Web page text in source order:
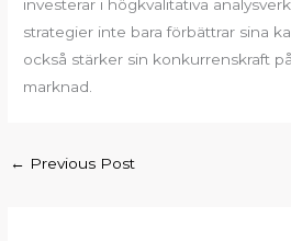
investerar i högkvalitativa
strategier inte bara förbättrar sina
också stärker sin konkurrenskraft
marknad.
← Previous Post